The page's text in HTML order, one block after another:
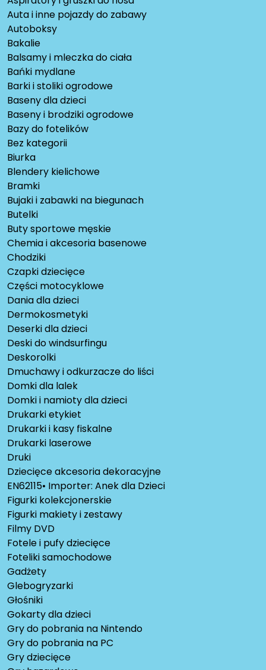
Auta i inne pojazdy do zabawy
Autoboksy
Bakalie
Balsamy i mleczka do ciała
Bańki mydlane
Barki i stoliki ogrodowe
Baseny dla dzieci
Baseny i brodziki ogrodowe
Bazy do fotelików
Bez kategorii
Biurka
Blendery kielichowe
Bramki
Bujaki i zabawki na biegunach
Butelki
Buty sportowe męskie
Chemia i akcesoria basenowe
Chodziki
Czapki dziecięce
Części motocyklowe
Dania dla dzieci
Dermokosmetyki
Deserki dla dzieci
Deski do windsurfingu
Deskorolki
Dmuchawy i odkurzacze do liści
Domki dla lalek
Domki i namioty dla dzieci
Drukarki etykiet
Drukarki i kasy fiskalne
Drukarki laserowe
Druki
Dziecięce akcesoria dekoracyjne
EN62115• Importer: Anek dla Dzieci
Figurki kolekcjonerskie
Figurki makiety i zestawy
Filmy DVD
Fotele i pufy dziecięce
Foteliki samochodowe
Gadżety
Glebogryzarki
Głośniki
Gokarty dla dzieci
Gry do pobrania na Nintendo
Gry do pobrania na PC
Gry dziecięce